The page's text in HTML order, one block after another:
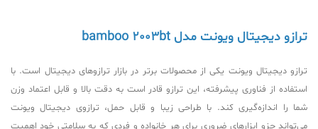
ترازو دیجیتال ویونت مدل bamboo 2003bt
ترازو دیجیتال ویونت یکی از محصولات برتر در بازار ترازوهای دیجیتال است. با
استفاده از فناوری پیشرفته، این ترازو قادر است به دقت بالا و قابل اعتماد وزن
شما را اندازه‌گیری کند. با طراحی زیبا و قابل حمل، ترازوی دیجیتال ویونت
می‌تواند جزو ابزارهای ضروری برای هر خانواده و فردی که به سلامتی خود اهمیت